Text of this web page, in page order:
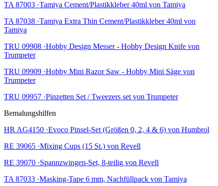
TA 87003 ·Tamiya Cement/Plastikkleber 40ml von Tamiya
TA 87038 ·Tamiya Extra Thin Cement/Plastikkleber 40ml von
Tamiya
TRU 09908 ·Hobby Design Messer - Hobby Design Knife von
Trumpeter
TRU 09909 ·Hobby Mini Razor Saw - Hobby Mini Säge von
Trumpeter
TRU 09957 ·Pinzetten Set / Tweezers set von Trumpeter
Bemalungshilfen
HR AG4150 ·Evoco Pinsel-Set (Größen 0, 2, 4 & 6) von Humbrol
RE 39065 ·Mixing Cups (15 St.) von Revell
RE 39070 ·Spannzwingen-Set, 8-teilig von Revell
TA 87033 ·Masking-Tape 6 mm, Nachfüllpack von Tamiya